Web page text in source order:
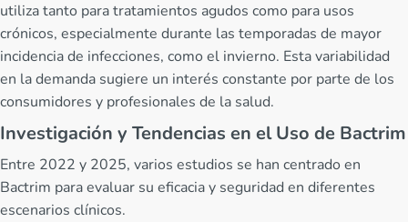
utiliza tanto para tratamientos agudos como para usos
crónicos, especialmente durante las temporadas de mayor
incidencia de infecciones, como el invierno. Esta variabilidad
en la demanda sugiere un interés constante por parte de los
consumidores y profesionales de la salud.
Investigación y Tendencias en el Uso de Bactrim
Entre 2022 y 2025, varios estudios se han centrado en
Bactrim para evaluar su eficacia y seguridad en diferentes
escenarios clínicos.